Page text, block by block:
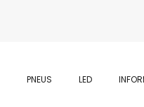
PNEUS LED